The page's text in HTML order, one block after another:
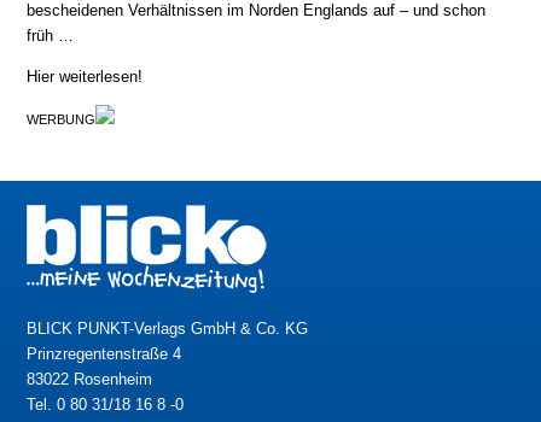
bescheidenen Verhältnissen im Norden Englands auf – und schon
früh …
Hier weiterlesen!
WERBUNG
BLICK PUNKT-Verlags GmbH & Co. KG
Prinzregentenstraße 4
83022 Rosenheim
Tel. 0 80 31/18 16 8 -0